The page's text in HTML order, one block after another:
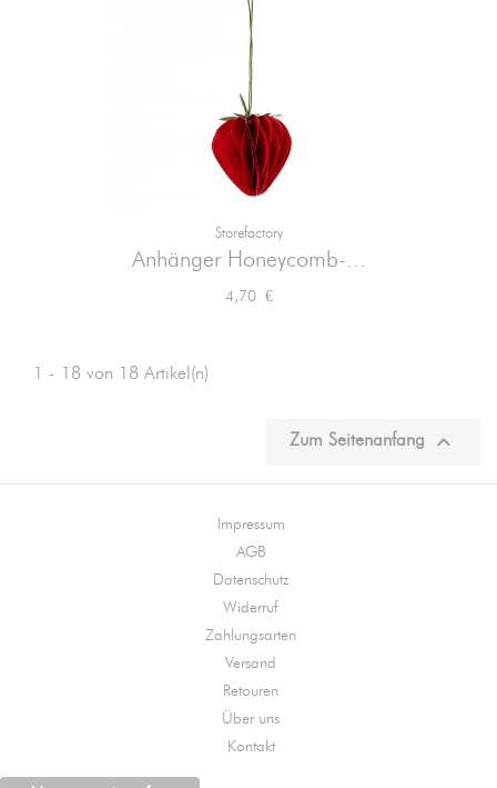
Storefactory
Anhänger Honeycomb-...
Preis
4,70 €
1 - 18 von 18 Artikel(n)
Zum Seitenanfang 
Impressum
AGB
Datenschutz
Widerruf
Zahlungsarten
Versand
Retouren
Über uns
Kontakt